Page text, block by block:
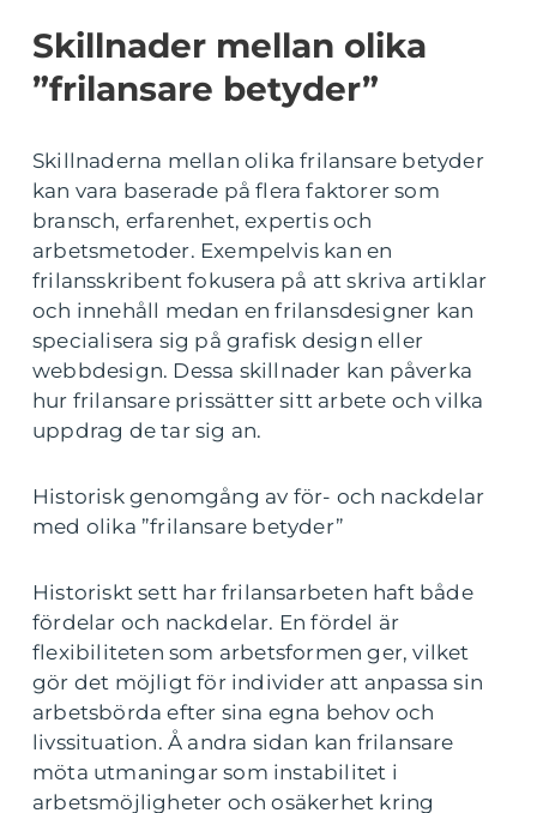
Skillnader mellan olika
”frilansare betyder”
Skillnaderna mellan olika frilansare betyder
kan vara baserade på flera faktorer som
bransch, erfarenhet, expertis och
arbetsmetoder. Exempelvis kan en
frilansskribent fokusera på att skriva artiklar
och innehåll medan en frilansdesigner kan
specialisera sig på grafisk design eller
webbdesign. Dessa skillnader kan påverka
hur frilansare prissätter sitt arbete och vilka
uppdrag de tar sig an.
Historisk genomgång av för- och nackdelar
med olika ”frilansare betyder”
Historiskt sett har frilansarbeten haft både
fördelar och nackdelar. En fördel är
flexibiliteten som arbetsformen ger, vilket
gör det möjligt för individer att anpassa sin
arbetsbörda efter sina egna behov och
livssituation. Å andra sidan kan frilansare
möta utmaningar som instabilitet i
arbetsmöjligheter och osäkerhet kring